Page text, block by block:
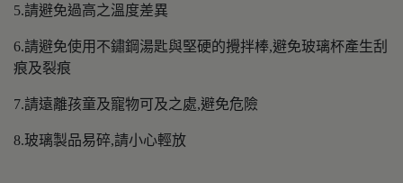
5.請避免過高之溫度差異
6.請避免使用不鏽鋼湯匙與堅硬的攪拌棒,避免玻璃杯產生刮
痕及裂痕
7.請遠離孩童及寵物可及之處,避免危險
8.玻璃製品易碎,請小心輕放